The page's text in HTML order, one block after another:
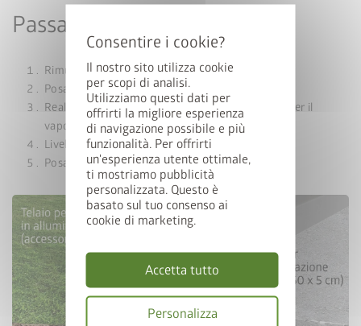
Il nostro sito utilizza cookie
per scopi di analisi.
Utilizziamo questi dati per
offrirti la migliore esperienza
di navigazione possibile e più
funzionalità. Per offrirti
un'esperienza utente ottimale,
ti mostriamo pubblicità
personalizzata. Questo è
basato sul tuo consenso ai
cookie di marketing.
Accetta tutto
Personalizza
Passaggi per la realizzazione
Rimuovere il manto erboso
Posare il telo in tessuto non tessuto per l'edilizia
Realizzare il letto di ghiaia includendo la barriera per il
vapore
Livellare il letto di ghiaia in modo che sia in piano
Posare le lastre del basamento